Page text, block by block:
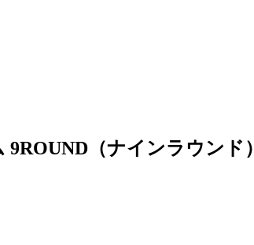
（ナインラウンド）